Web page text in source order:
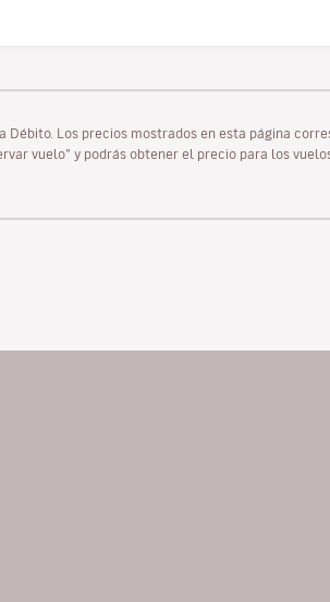
Los precios mostrados en esta página
vuelo” y podrás obtener el precio para los